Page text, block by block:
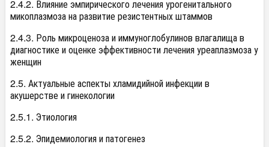
2.4.2. Влияние эмпирического лечения урогенитального
микоплазмоза на развитие резистентных штаммов
2.4.3. Роль микроценоза и иммуноглобулинов влагалища в
диагностике и оценке эффективности лечения уреаплазмоза у
женщин
2.5. Актуальные аспекты хламидийной инфекции в
акушерстве и гинекологии
2.5.1. Этиология
2.5.2. Эпидемиология и патогенез